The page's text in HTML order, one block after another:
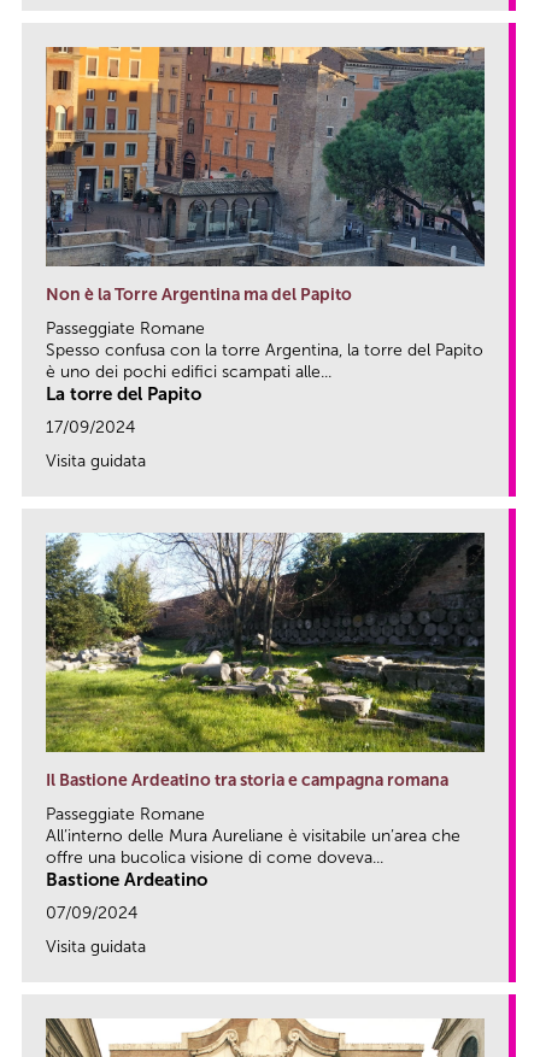
Non è la Torre Argentina ma del Papito
Passeggiate Romane
Spesso confusa con la torre Argentina, la torre del Papito
è uno dei pochi edifici scampati alle...
La torre del Papito
17/09/2024
Visita guidata
Il Bastione Ardeatino tra storia e campagna romana
Passeggiate Romane
All’interno delle Mura Aureliane è visitabile un’area che
offre una bucolica visione di come doveva...
Bastione Ardeatino
07/09/2024
Visita guidata